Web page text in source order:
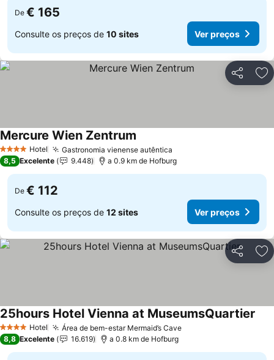
De € 165
Consulte os preços de 10 sites Ver preços
Partilhar
4 EstrelasHotel Gastronomia vienense autêntica
Mercure Wien Zentrum
8,5 Excelente 9.448 a 0.9 km de Hofburg
De € 112
Consulte os preços de 12 sites Ver preços
Partilhar
4 EstrelasHotel Área de bem-estar Mermaid’s Cave
25hours Hotel Vienna at MuseumsQuartier
8,8 Excelente 16.619 a 0.8 km de Hofburg